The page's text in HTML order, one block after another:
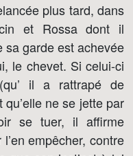
plus tard, dans
et Rossa dont il
sa garde est achevée
le chevet. Si celui-ci
il a rattrapé de
ne se jette par
se tuer, il affirme
empêcher, contre